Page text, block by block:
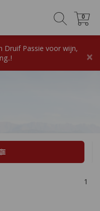
0
0
Druif Passie voor wijn,
×
1